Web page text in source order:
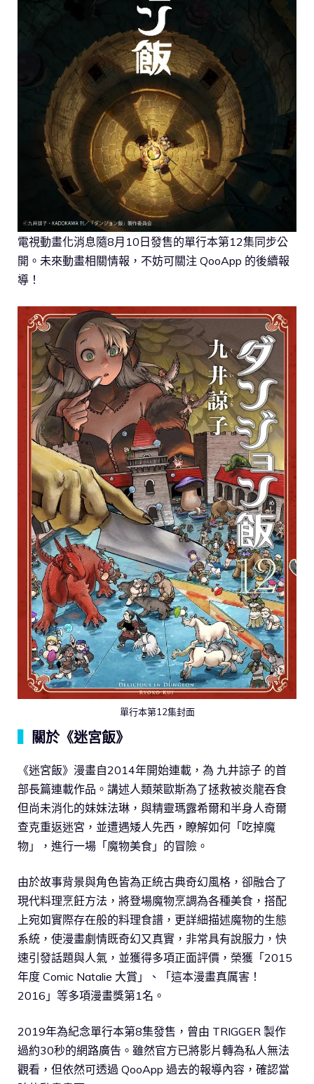
電視動畫化消息隨8月10日發售的單行本第12集同步公
開。未來動畫相關情報，不妨可關注 QooApp 的後續報
導！
單行本第12集封面
關於《迷宮飯》
《迷宮飯》漫畫自2014年開始連載，為 九井諒子 的首
部長篇連載作品。講述人類萊歐斯為了拯救被炎龍吞食
但尚未消化的妹妹法琳，與精靈瑪露希爾和半身人奇爾
查克重返迷宮，並遭遇矮人先西，瞭解如何「吃掉魔
物」，進行一場「魔物美食」的冒險。
由於故事背景與角色皆為正統古典奇幻風格，卻融合了
現代料理烹飪方法，將登場魔物烹調為各種美食，搭配
上宛如實際存在般的料理食譜，更詳細描述魔物的生態
系統，使漫畫劇情既奇幻又真實，非常具有說服力，快
速引發話題與人氣，並獲得多項正面評價，榮獲「2015
年度 Comic Natalie 大賞」、「這本漫畫真厲害！
2016」等多項漫畫獎第1名。
2019年為紀念單行本第8集發售，曾由 TRIGGER 製作
過約30秒的網路廣告。雖然官方已將影片轉為私人無法
觀看，但依然可透過 QooApp 過去的報導內容，確認當